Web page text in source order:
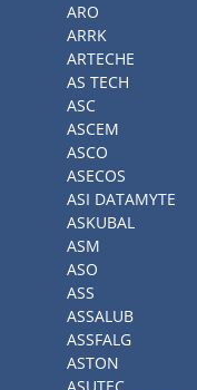
ARO
ARRK
ARTECHE
AS TECH
ASC
ASCEM
ASCO
ASECOS
ASI DATAMYTE
ASKUBAL
ASM
ASO
ASS
ASSALUB
ASSFALG
ASTON